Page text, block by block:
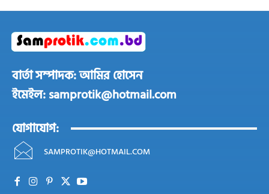
বার্তা সম্পাদক: আমির হোসেন
ইমেইল: samprotik@hotmail.com
যোগাযোগ:
SAMPROTIK@HOTMAIL.COM